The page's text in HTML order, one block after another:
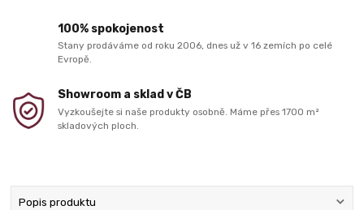
100% spokojenost
Stany prodáváme od roku 2006, dnes už v 16 zemích po celé
Evropě.
Showroom a sklad v ČB
Vyzkoušejte si naše produkty osobně. Máme přes 1700 m²
skladových ploch.
Popis produktu